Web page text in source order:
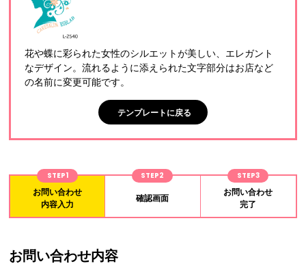
花や蝶に彩られた女性のシルエットが美しい、エレガント
なデザイン。流れるように添えられた文字部分はお店など
の名前に変更可能です。
テンプレートに戻る
STEP1
お問い合わせ
内容入力
STEP2
確認画面
STEP3
お問い合わせ
完了
お問い合わせ内容